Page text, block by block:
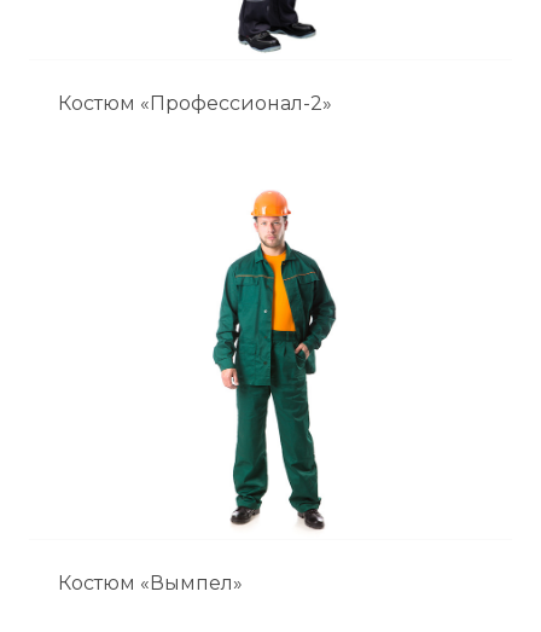
Костюм «Профессионал-2»
Костюм «Вымпел»